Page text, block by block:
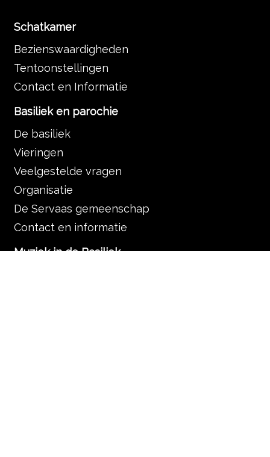
Schatkamer
Bezienswaardigheden
Tentoonstellingen
Contact en Informatie
Basiliek en parochie
De basiliek
Vieringen
Veelgestelde vragen
Organisatie
De Servaas gemeenschap
Contact en informatie
Muziek in de Basiliek